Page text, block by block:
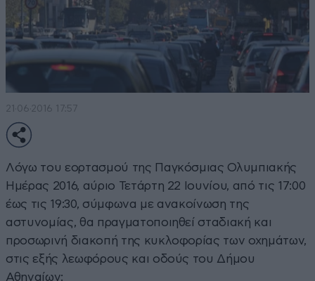
21·06·2016 17:57
Λόγω του εορτασμού της Παγκόσμιας Ολυμπιακής
Ημέρας 2016, αύριο Τετάρτη 22 Ιουνίου, από τις 17:00
έως τις 19:30, σύμφωνα με ανακοίνωση της
αστυνομίας, θα πραγματοποιηθεί σταδιακή και
προσωρινή διακοπή της κυκλοφορίας των οχημάτων,
στις εξής λεωφόρους και οδούς του Δήμου
Αθηναίων: